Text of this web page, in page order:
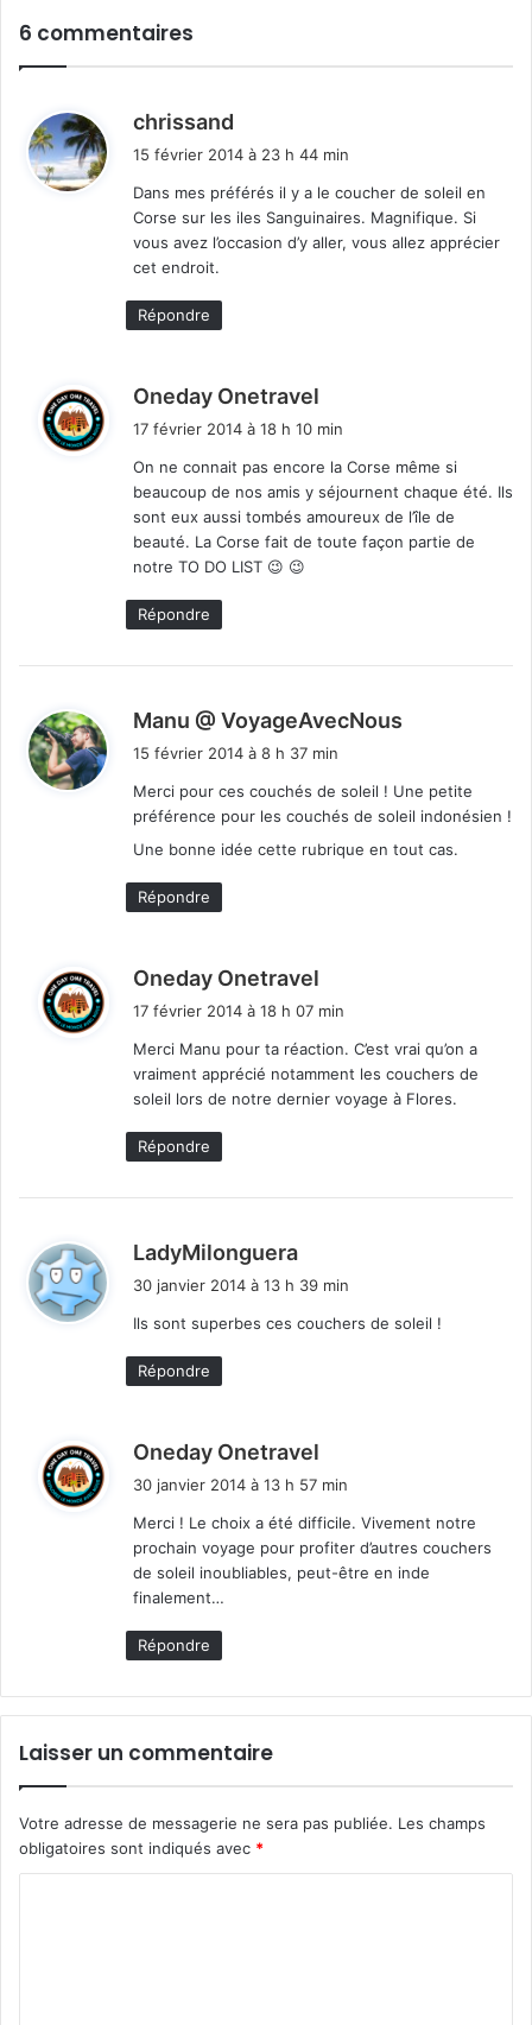
6 commentaires
chrissand
:
15 février 2014 à 23 h 44 min
Dans mes préférés il y a le coucher de soleil en
Corse sur les iles Sanguinaires. Magnifique. Si
vous avez l’occasion d’y aller, vous allez apprécier
cet endroit.
Répondre
Oneday Onetravel
:
17 février 2014 à 18 h 10 min
On ne connait pas encore la Corse même si
beaucoup de nos amis y séjournent chaque été. Ils
sont eux aussi tombés amoureux de l’île de
beauté. La Corse fait de toute façon partie de
notre TO DO LIST 😉 😉
Répondre
Manu @ VoyageAvecNous
:
15 février 2014 à 8 h 37 min
Merci pour ces couchés de soleil ! Une petite
préférence pour les couchés de soleil indonésien !
Une bonne idée cette rubrique en tout cas.
Répondre
Oneday Onetravel
:
17 février 2014 à 18 h 07 min
Merci Manu pour ta réaction. C’est vrai qu’on a
vraiment apprécié notamment les couchers de
soleil lors de notre dernier voyage à Flores.
Répondre
LadyMilonguera
30 janvier 2014 à 13 h 39 min
Ils sont superbes ces couchers de soleil !
Répondre
Oneday Onetravel
:
30 janvier 2014 à 13 h 57 min
Merci ! Le choix a été difficile. Vivement notre
prochain voyage pour profiter d’autres couchers
de soleil inoubliables, peut-être en inde
finalement…
Répondre
Laisser un commentaire
Votre adresse de messagerie ne sera pas publiée. Les champs
obligatoires sont indiqués avec *